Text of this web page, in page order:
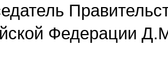
Федерации